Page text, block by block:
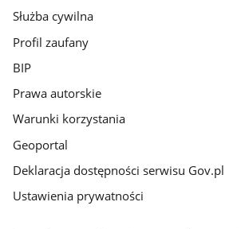
Służba cywilna
Profil zaufany
BIP
Prawa autorskie
Warunki korzystania
Geoportal
Deklaracja dostępności serwisu Gov.pl
Ustawienia prywatności